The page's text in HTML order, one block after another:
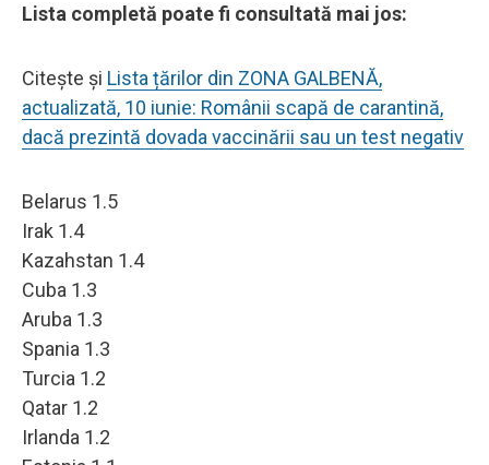
Lista completă poate fi consultată mai jos:
Citește și Lista țărilor din ZONA GALBENĂ,
actualizată, 10 iunie: Românii scapă de carantină,
dacă prezintă dovada vaccinării sau un test negativ
Belarus 1.5
Irak 1.4
Kazahstan 1.4
Cuba 1.3
Aruba 1.3
Spania 1.3
Turcia 1.2
Qatar 1.2
Irlanda 1.2